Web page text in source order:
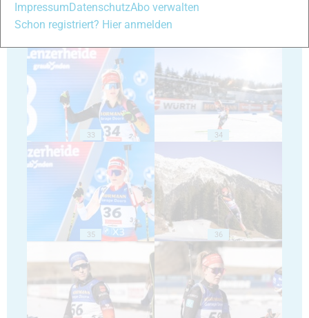
33 34
35 36
Impressum DatenschutzAbo verwalten
Schon registriert? Hier anmelden